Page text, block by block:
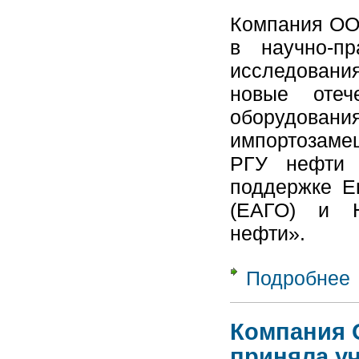
Компания
в научно-
новые
РГУ
поддержке
(ЕАГО) и
нефти».
Подробнее
Компания